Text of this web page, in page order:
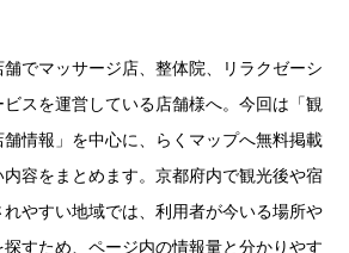
でマッサージ店、整体院、リラクゼーシ
ビスを運営している店舗様へ。今回は「観
情報」を中心に、らくマップへ無料掲載
容をまとめます。京都府内で観光後や宿
やすい地域では、利用者が今いる場所や
すため、ページ内の情報量と分かりやす